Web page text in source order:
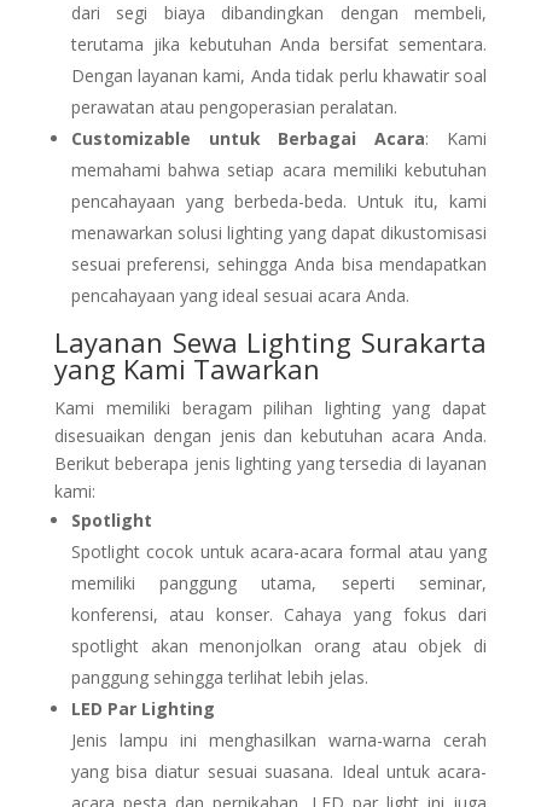
dari segi biaya dibandingkan dengan membeli,
terutama jika kebutuhan Anda bersifat sementara.
Dengan layanan kami, Anda tidak perlu khawatir soal
perawatan atau pengoperasian peralatan.
Customizable untuk Berbagai Acara: Kami
memahami bahwa setiap acara memiliki kebutuhan
pencahayaan yang berbeda-beda. Untuk itu, kami
menawarkan solusi lighting yang dapat dikustomisasi
sesuai preferensi, sehingga Anda bisa mendapatkan
pencahayaan yang ideal sesuai acara Anda.
Layanan Sewa Lighting Surakarta
yang Kami Tawarkan
Kami memiliki beragam pilihan lighting yang dapat
disesuaikan dengan jenis dan kebutuhan acara Anda.
Berikut beberapa jenis lighting yang tersedia di layanan
kami:
Spotlight
Spotlight cocok untuk acara-acara formal atau yang
memiliki panggung utama, seperti seminar,
konferensi, atau konser. Cahaya yang fokus dari
spotlight akan menonjolkan orang atau objek di
panggung sehingga terlihat lebih jelas.
LED Par Lighting
Jenis lampu ini menghasilkan warna-warna cerah
yang bisa diatur sesuai suasana. Ideal untuk acara-